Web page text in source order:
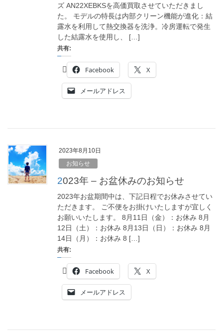
ズ AN22XEBKSを高価買取させていただきまし
た。 モデルの特長は内部クリーン機能が進化：結
露水を利用して熱交換器を洗浄。冷房運転で発生
した結露水を使用し、 […]
共有:
Facebook X
メールアドレス
2023年8月10日
お知らせ
2023年 – お盆休みのお知らせ
2023年お盆期間中は、下記日程でお休みさせてい
ただきます。 ご不便をお掛けいたしますが宜しく
お願いいたします。 8月11日（金）：お休み 8月
12日（土）：お休み 8月13日（日）：お休み 8月
14日（月）：お休み 8 […]
共有:
Facebook X
メールアドレス